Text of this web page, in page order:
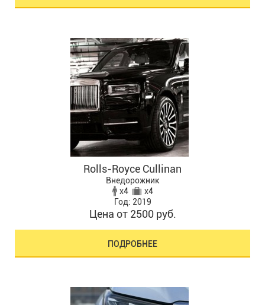
Rolls-Royce Cullinan
Внедорожник
x4
x4
Год: 2019
Цена от 2500 руб.
ПОДРОБНЕЕ